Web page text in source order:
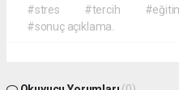
#stres
#tercih
#sonuç açıklama.